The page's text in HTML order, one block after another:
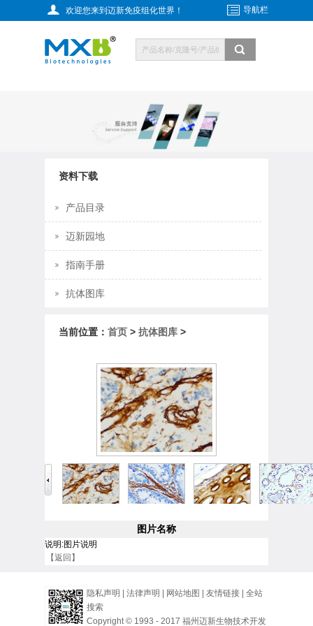
欢迎您来到迈新免疫组化世界！ 导航栏
资料下载
产品目录
迈新园地
指南手册
抗体图库
当前位置： 首页 > 抗体图库 >
图片名称
说明:图片说明
【返回】
隐私声明 法律声明 网站地图 友情链接
全站
搜索
Copyright © 1993 - 2017 福州迈新生物技术开发